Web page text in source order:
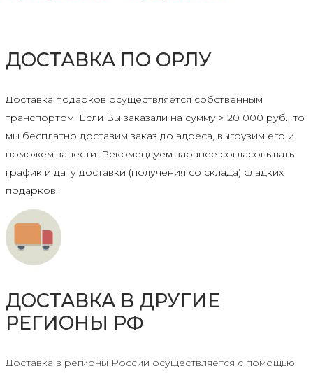
ДОСТАВКА ПО ОРЛУ
Доставка подарков осуществляется собственным
транспортом. Если Вы заказали на сумму > 20 000 руб., то
мы бесплатно доставим заказ до адреса, выгрузим его и
поможем занести. Рекомендуем заранее согласовывать
график и дату доставки (получения со склада) сладких
подарков.
ДОСТАВКА В ДРУГИЕ
РЕГИОНЫ РФ
Доставка в регионы России осуществляется с помощью